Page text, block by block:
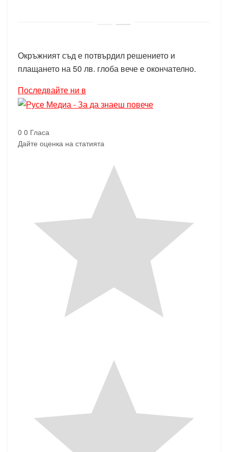
Окръжният съд е потвърдил решението и
плащането на 50 лв. глоба вече е окончателно.
Последвайте ни в
0 0 Гласа
Дайте оценка на статията